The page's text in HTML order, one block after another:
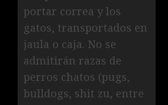
portar correa y los
gatos, transportados en
jaula o caja. No se
admitirán razas de
perros chatos (pugs,
bulldogs, shit zu, entre